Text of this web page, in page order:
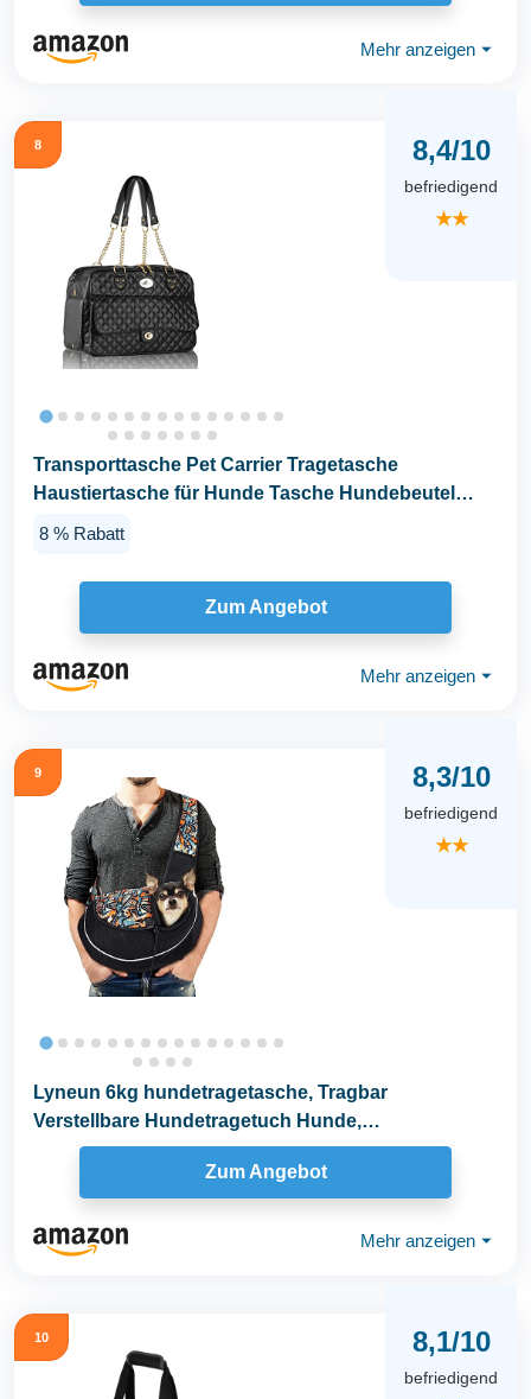
Mehr anzeigen ⏷
8 8,4/10
befriedigend
★★
Transporttasche Pet Carrier Tragetasche
Haustiertasche für Hunde Tasche Hundebeutel
8 % Rabatt
Zum Angebot
Mehr anzeigen ⏷
9 8,3/10
befriedigend
★★
Lyneun 6kg hundetragetasche, Tragbar
Verstellbare Hundetragetuch Hunde,
Umhängetasche...
Zum Angebot
Mehr anzeigen ⏷
10 8,1/10
befriedigend